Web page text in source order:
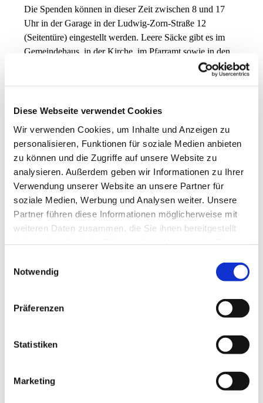
Diese Webseite verwendet Cookies
Wir verwenden Cookies, um Inhalte und Anzeigen zu
personalisieren, Funktionen für soziale Medien anbieten
zu können und die Zugriffe auf unsere Website zu
analysieren. Außerdem geben wir Informationen zu Ihrer
Verwendung unserer Website an unsere Partner für
soziale Medien, Werbung und Analysen weiter. Unsere
Partner führen diese Informationen möglicherweise mit
weiteren Daten zusammen, die Sie ihnen bereitgestellt
Notwendig
Präferenzen
Statistiken
Marketing
Die Spenden können in dieser Zeit zwischen 8 und 17
Uhr in der Garage in der Ludwig-Zorn-Straße 12
(Seitentüre) eingestellt werden. Leere Säcke gibt es im
Gemeindehaus, in der Kirche, im Pfarramt sowie in den
evangelischen Kindergärten zum Mitnehmen. Bitte
verwenden Sie jedoch der Umwelt zuliebe gebrauchte
Was kann in die Kleidersammlung?Gut
erhaltene Kleider, Wäsche, Schuhe, Handtaschen,
Plüschtiere und Federbetten - jeweils verpackt und
Schuhe bitte paarweise gebündelt
Weitere Informationen zur Brockensammlung unter
Brockensammlung (brockensammlung-bethel.de)